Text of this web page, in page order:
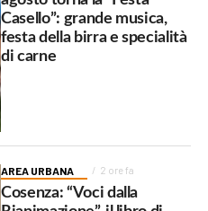
Casello”: grande musica,
festa della birra e specialità
di carne
AREA URBANA 2 ore fa
Cosenza: “Voci dalla